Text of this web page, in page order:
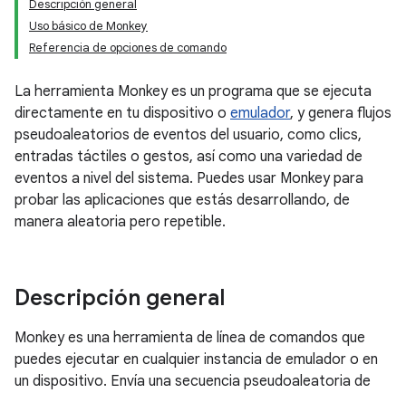
Descripción general
Uso básico de Monkey
Referencia de opciones de comando
La herramienta Monkey es un programa que se ejecuta
directamente en tu dispositivo o emulador, y genera flujos
pseudoaleatorios de eventos del usuario, como clics,
entradas táctiles o gestos, así como una variedad de
eventos a nivel del sistema. Puedes usar Monkey para
probar las aplicaciones que estás desarrollando, de
manera aleatoria pero repetible.
Descripción general
Monkey es una herramienta de línea de comandos que
puedes ejecutar en cualquier instancia de emulador o en
un dispositivo. Envía una secuencia pseudoaleatoria de